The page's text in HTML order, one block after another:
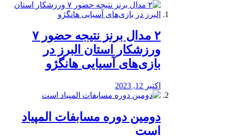
۲ مدال برنز نتیجه حضور ۷
ورزشکار استان البرز در
بازی‌های آسیایی هانگژو
اکتبر 12, 2023
دومین دوره مسابفات المپیاد
است